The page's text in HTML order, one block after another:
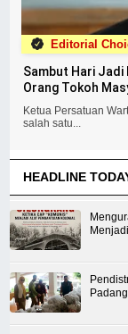
Editorial
Sambut Hari Jadi
Orang Tokoh
Ketua Persatuan
salah satu...
HEADLINE